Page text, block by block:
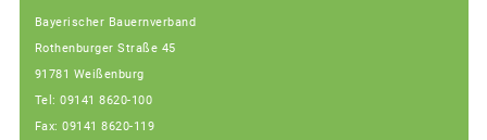
Bayerischer Bauernverband
Rothenburger Straße 45
91781 Weißenburg
Tel: 09141 8620-100
Fax: 09141 8620-119